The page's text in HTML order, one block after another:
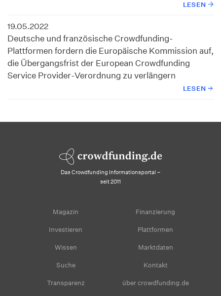
LESEN
19.05.2022
Deutsche und französische Crowdfunding-
Plattformen fordern die Europäische Kommission auf,
die Übergangsfrist der European Crowdfunding
Service Provider-Verordnung zu verlängern
LESEN
Das Crowdfunding Informationsportal –
seit 2011
Magazin Finanzierung
Investieren Plattformen
Wissen Marktdaten
Suche Kontakt
Transparenz über crowdfunding.de